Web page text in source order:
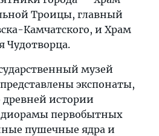
Троицы, главный
Камчатского, и Храм
Чудотворца.
музей
экспонаты,
истории
диорамы первобытных
пушечные ядра и